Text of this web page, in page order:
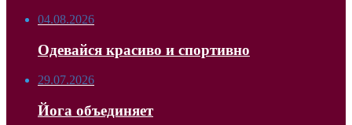
04.08.2026
Одевайся красиво и спортивно
29.07.2026
Йога объединяет